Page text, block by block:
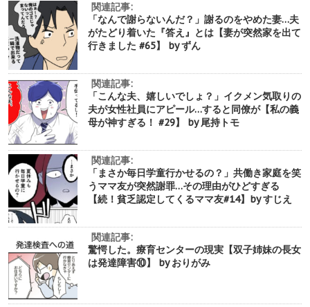
関連記事:
「なんで謝らないんだ？」謝るのをやめた妻…夫
がたどり着いた『答え』とは【妻が突然家を出て
行きました #65】 by ずん
関連記事:
「こんな夫、嬉しいでしょ？」イクメン気取りの
夫が女性社員にアピール…すると同僚が【私の義
母が神すぎる！ #29】 by 尾持トモ
関連記事:
「まさか毎日学童行かせるの？」共働き家庭を笑
うママ友が突然謝罪…その理由がひどすぎる
【続！貧乏認定してくるママ友#14】by すじえ
関連記事:
驚愕した。療育センターの現実【双子姉妹の長女
は発達障害⑩】 by おりがみ